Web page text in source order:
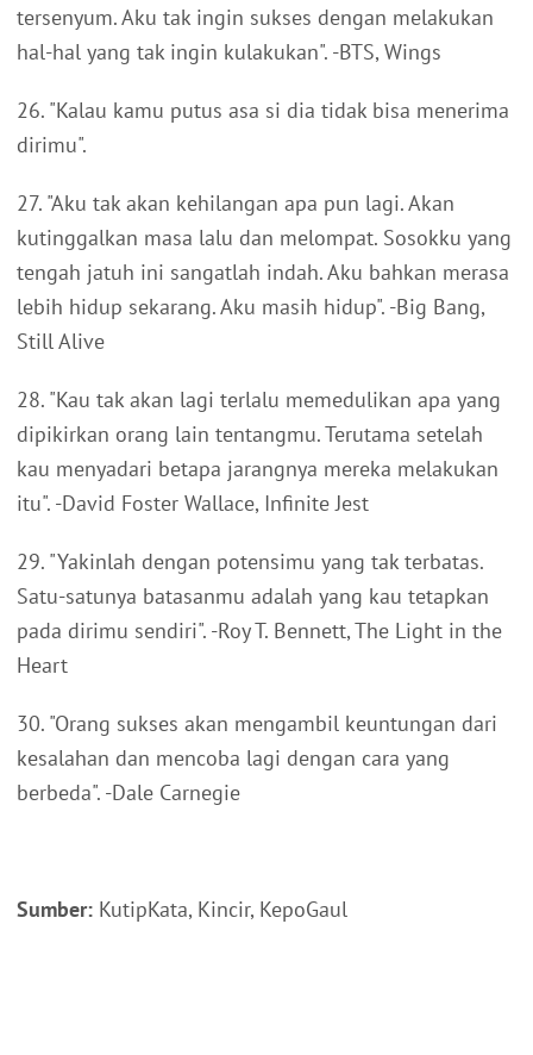
tersenyum. Aku tak ingin sukses dengan melakukan
hal-hal yang tak ingin kulakukan". -BTS, Wings
26. "Kalau kamu putus asa si dia tidak bisa menerima
dirimu".
27. "Aku tak akan kehilangan apa pun lagi. Akan
kutinggalkan masa lalu dan melompat. Sosokku yang
tengah jatuh ini sangatlah indah. Aku bahkan merasa
lebih hidup sekarang. Aku masih hidup". -Big Bang,
Still Alive
28. "Kau tak akan lagi terlalu memedulikan apa yang
dipikirkan orang lain tentangmu. Terutama setelah
kau menyadari betapa jarangnya mereka melakukan
itu". -David Foster Wallace, Infinite Jest
29. "Yakinlah dengan potensimu yang tak terbatas.
Satu-satunya batasanmu adalah yang kau tetapkan
pada dirimu sendiri". -Roy T. Bennett, The Light in the
Heart
30. "Orang sukses akan mengambil keuntungan dari
kesalahan dan mencoba lagi dengan cara yang
berbeda". -Dale Carnegie
Sumber: KutipKata, Kincir, KepoGaul